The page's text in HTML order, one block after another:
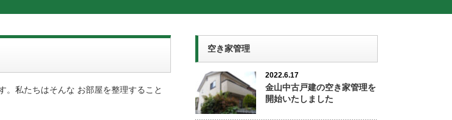
。私たちはそんな お部屋を整理すること
空き家管理
2022.6.17
金山中古戸建の空き家管理を
開始いたしました